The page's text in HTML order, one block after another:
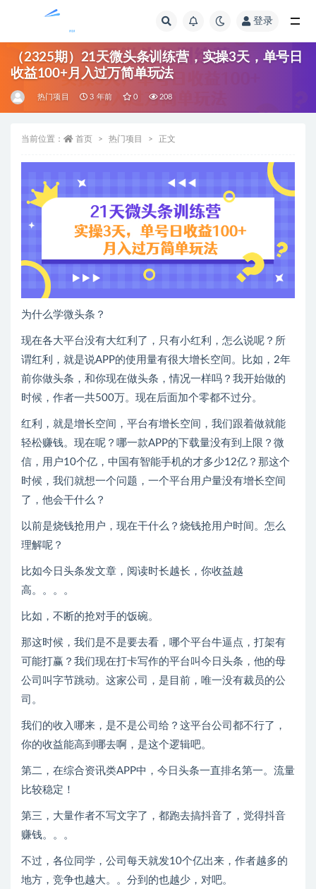
登录
（2325期）21天微头条训练营，实操3天，单号日
收益100+月入过万简单玩法
热门项目 3 年前 0 208
当前位置： 首页 热门项目 正文
为什么学微头条？
现在各大平台没有大红利了，只有小红利，怎么说呢？所
谓红利，就是说APP的使用量有很大增长空间。比如，2年
前你做头条，和你现在做头条，情况一样吗？我开始做的
时候，作者一共500万。现在后面加个零都不过分。
红利，就是增长空间，平台有增长空间，我们跟着做就能
轻松赚钱。现在呢？哪一款APP的下载量没有到上限？微
信，用户10个亿，中国有智能手机的才多少12亿？那这个
时候，我们就想一个问题，一个平台用户量没有增长空间
了，他会干什么？
以前是烧钱抢用户，现在干什么？烧钱抢用户时间。怎么
理解呢？
比如今日头条发文章，阅读时长越长，你收益越
高。。。。
比如，不断的抢对手的饭碗。
那这时候，我们是不是要去看，哪个平台牛逼点，打架有
可能打赢？我们现在打卡写作的平台叫今日头条，他的母
公司叫字节跳动。这家公司，是目前，唯一没有裁员的公
司。
我们的收入哪来，是不是公司给？这平台公司都不行了，
你的收益能高到哪去啊，是这个逻辑吧。
第二，在综合资讯类APP中，今日头条一直排名第一。流量
比较稳定！
第三，大量作者不写文字了，都跑去搞抖音了，觉得抖音
赚钱。。。
不过，各位同学，公司每天就发10个亿出来，作者越多的
地方，竞争也越大。。分到的也越少，对吧。